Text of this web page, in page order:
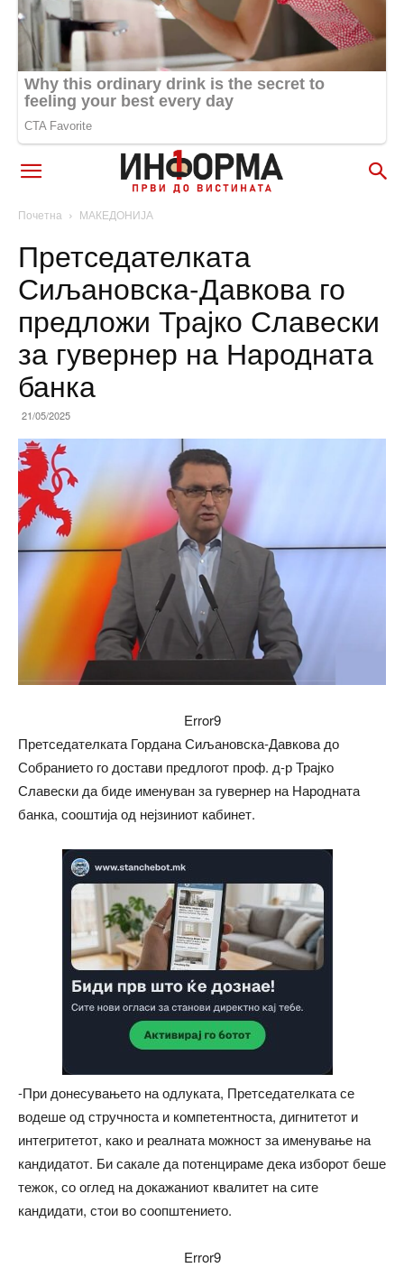
Почетна МАКЕДОНИЈА
Претседателката
Сиљановска-Давкова го
предложи Трајко Славески
за гувернер на Народната
банка
21/05/2025
Error9
Претседателката Гордана Сиљановска-Давкова до
Собранието го достави предлогот проф. д-р Трајко
Славески да биде именуван за гувернер на Народната
банка, сооштија од нејзиниот кабинет.
-При донесувањето на одлуката, Претседателката се
водеше од стручноста и компетентноста, дигнитетот и
интегритетот, како и реалната можност за именување на
кандидатот. Би сакале да потенцираме дека изборот беше
тежок, со оглед на докажаниот квалитет на сите
кандидати, стои во соопштението.
Error9